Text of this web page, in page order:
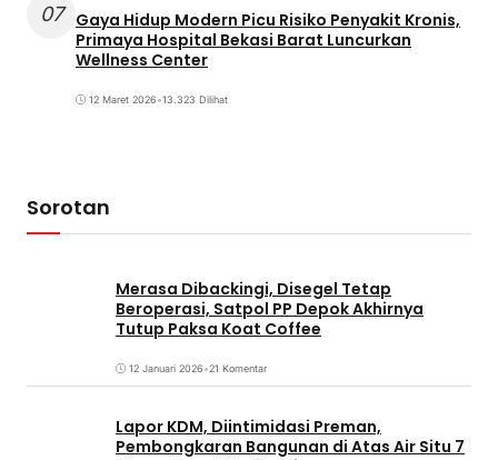
07
Gaya Hidup Modern Picu Risiko Penyakit Kronis,
Primaya Hospital Bekasi Barat Luncurkan
Wellness Center
12 Maret 2026•13.323 Dilihat
Sorotan
Merasa Dibackingi, Disegel Tetap
Beroperasi, Satpol PP Depok Akhirnya
Tutup Paksa Koat Coffee
12 Januari 2026•21 Komentar
Lapor KDM, Diintimidasi Preman,
Pembongkaran Bangunan di Atas Air Situ 7